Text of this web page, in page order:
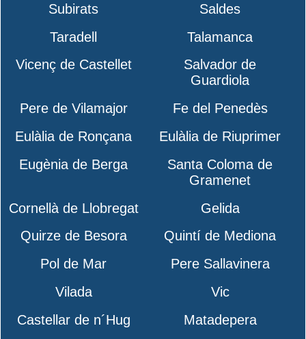
Subirats
Saldes
Taradell
Talamanca
Vicenç de Castellet
Salvador de
Guardiola
Pere de Vilamajor
Fe del Penedès
Eulàlia de Ronçana
Eulàlia de Riuprimer
Eugènia de Berga
Santa Coloma de
Gramenet
Cornellà de Llobregat
Gelida
Quirze de Besora
Quintí de Mediona
Pol de Mar
Pere Sallavinera
Vilada
Vic
Castellar de n´Hug
Matadepera